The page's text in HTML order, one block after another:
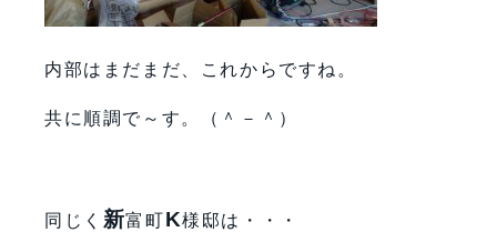
内部はまだまだ、これからですね。
共に順調で～す。（＾－＾）
同じく 新富町K様邸は・・・